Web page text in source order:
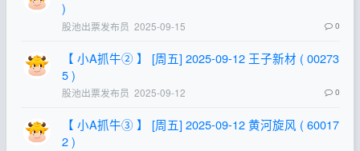
)
股池出票发布员 2025-09-15 0
【 小A抓牛② 】 [周五] 2025-09-12 王子新材 ( 00273
5 )
股池出票发布员 2025-09-12 0
【 小A抓牛③ 】 [周五] 2025-09-12 黄河旋风 ( 60017
2 )